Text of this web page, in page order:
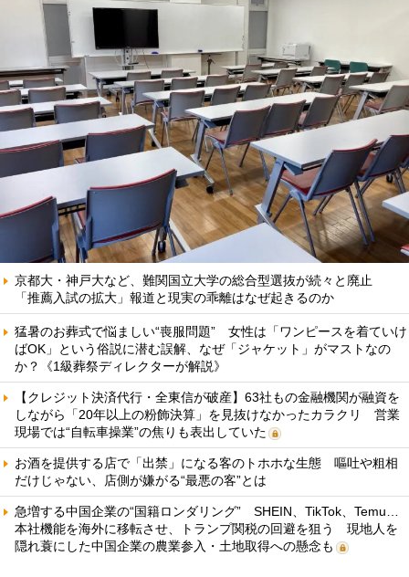
京都大・神戸大など、難関国立大学の総合型選抜が続々と廃止
「推薦入試の拡大」報道と現実の乖離はなぜ起きるのか
猛暑のお葬式で悩ましい“喪服問題” 女性は「ワンピースを着ていけ
ばOK」という俗説に潜む誤解、なぜ「ジャケット」がマストなの
か？《1級葬祭ディレクターが解説》
【クレジット決済代行・全東信が破産】63社もの金融機関が融資を
しながら「20年以上の粉飾決算」を見抜けなかったカラクリ 営業
現場では“自転車操業”の焦りも表出していた
お酒を提供する店で「出禁」になる客のトホホな生態 嘔吐や粗相
だけじゃない、店側が嫌がる“最悪の客”とは
急増する中国企業の“国籍ロンダリング” SHEIN、TikTok、Temu…
本社機能を海外に移転させ、トランプ関税の回避を狙う 現地人を
隠れ蓑にした中国企業の農業参入・土地取得への懸念も